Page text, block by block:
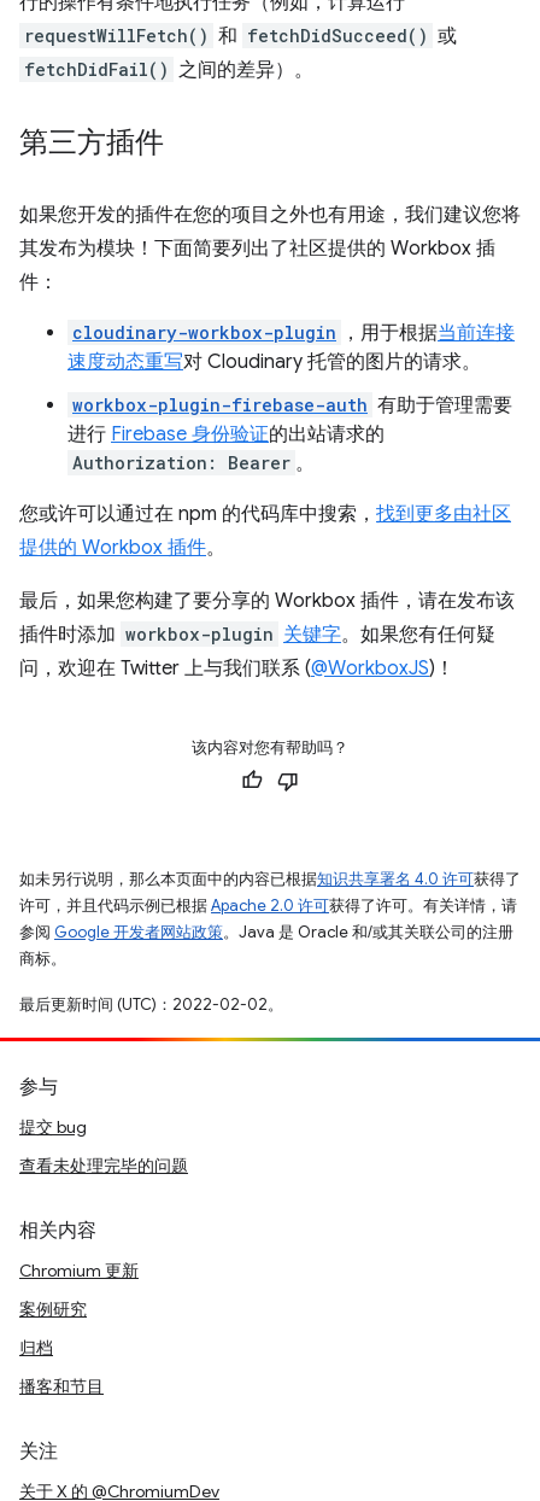
requestWillFetch() 和 fetchDidSucceed() 或
fetchDidFail() 之间的差异）。
第三方插件
如果您开发的插件在您的项目之外也有用途，我们建议您将
其发布为模块！下面简要列出了社区提供的 Workbox 插
件：
cloudinary-workbox-plugin ，用于根据当前连接
速度动态重写对 Cloudinary 托管的图片的请求。
workbox-plugin-firebase-auth 有助于管理需要
进行 Firebase 身份验证的出站请求的
Authorization: Bearer 。
您或许可以通过在 npm 的代码库中搜索， 找到更多由社区
提供的 Workbox 插件。
最后，如果您构建了要分享的 Workbox 插件，请在发布该
插件时添加 workbox-plugin 关键字。如果您有任何疑
问，欢迎在 Twitter 上与我们联系 (@WorkboxJS)！
该内容对您有帮助吗？
如未另行说明，那么本页面中的内容已根据知识共享署名 4.0 许可获得了
许可，并且代码示例已根据Apache 2.0 许可获得了许可。有关详情，请
参阅 Google 开发者网站政策。Java 是 Oracle 和/或其关联公司的注册
商标。
最后更新时间 (UTC)：2022-02-02。
参与
提交 bug
查看未处理完毕的问题
相关内容
Chromium 更新
案例研究
归档
播客和节目
关注
关于 X 的 @ChromiumDev